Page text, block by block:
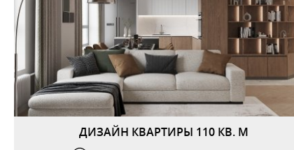
ДИЗАЙН КВАРТИРЫ 110 КВ. М